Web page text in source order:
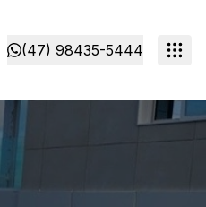
(47) 98435-5444